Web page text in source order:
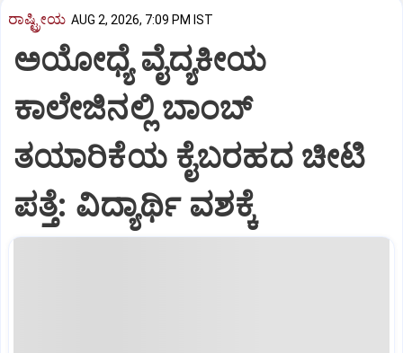
ರಾಷ್ಟ್ರೀಯ AUG 2, 2026, 7:09 PM IST
ಅಯೋಧ್ಯೆ ವೈದ್ಯಕೀಯ
ಕಾಲೇಜಿನಲ್ಲಿ ಬಾಂಬ್
ತಯಾರಿಕೆಯ ಕೈಬರಹದ ಚೀಟಿ
ಪತ್ತೆ: ವಿದ್ಯಾರ್ಥಿ ವಶಕ್ಕೆ